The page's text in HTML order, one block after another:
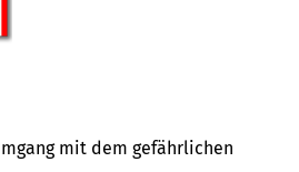
mit dem ge­fähr­lichen